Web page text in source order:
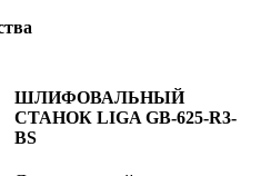
ШЛИФОВАЛЬНЫЙ
СТАНОК LIGA GB-625-R3-
BS